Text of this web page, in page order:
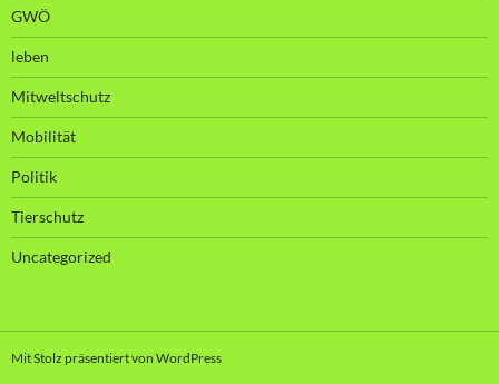
GWÖ
leben
Mitweltschutz
Mobilität
Politik
Tierschutz
Uncategorized
Mit Stolz präsentiert von WordPress